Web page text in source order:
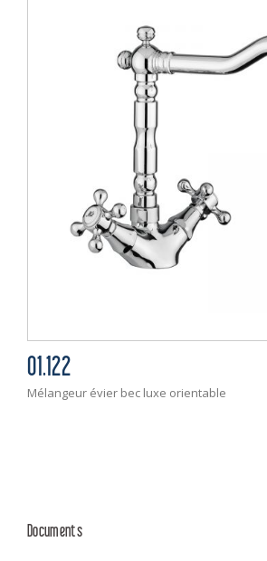
01.122
Mélangeur évier bec luxe orientable
Documents